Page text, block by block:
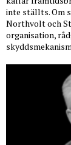
inte ställts. Om
Northvolt och
organisation,